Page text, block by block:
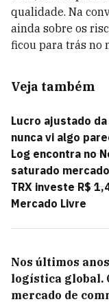
qualidade. Na
ainda sobre os
ficou para trás no
Veja também
Lucro ajustado
nunca vi algo
Log encontra no
saturado
TRX investe R$
Mercado Livre
Nos últimos
logística global.
mercado de